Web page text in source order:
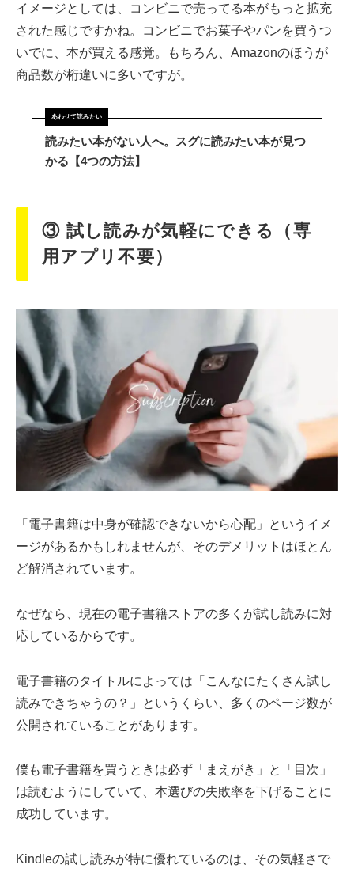
イメージとしては、コンビニで売ってる本がもっと拡充
された感じですかね。コンビニでお菓子やパンを買うつ
いでに、本が買える感覚。もちろん、Amazonのほうが
商品数が桁違いに多いですが。
読みたい本がない人へ。スグに読みたい本が見つ
かる【4つの方法】
③ 試し読みが気軽にできる（専
用アプリ不要）
「電子書籍は中身が確認できないから心配」というイメ
ージがあるかもしれませんが、そのデメリットはほとん
ど解消されています。
なぜなら、現在の電子書籍ストアの多くが試し読みに対
応しているからです。
電子書籍のタイトルによっては「こんなにたくさん試し
読みできちゃうの？」というくらい、多くのページ数が
公開されていることがあります。
僕も電子書籍を買うときは必ず「まえがき」と「目次」
は読むようにしていて、本選びの失敗率を下げることに
成功しています。
Kindleの試し読みが特に優れているのは、その気軽さで